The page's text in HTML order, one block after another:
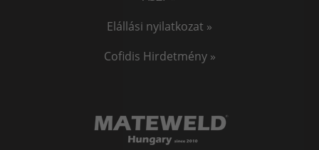
Elállási nyilatkozat »
Cofidis Hirdetmény »